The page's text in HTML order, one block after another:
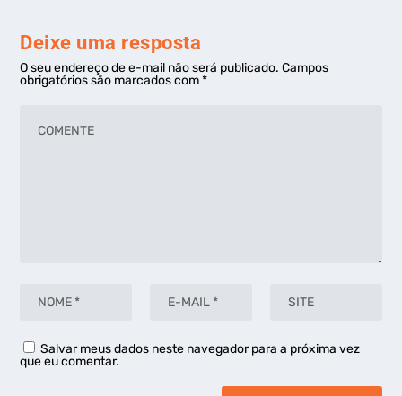
Deixe uma resposta
O seu endereço de e-mail não será publicado. Campos
obrigatórios são marcados com*
Salvar meus dados neste navegador para a próxima vez
que eu comentar.